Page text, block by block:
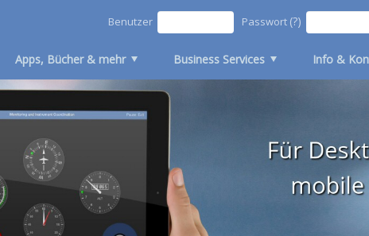
Apps, Bücher & mehr Business Services Info &
Benutzer Passwort (?)